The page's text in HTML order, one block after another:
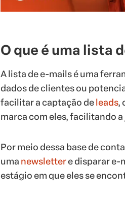
O que é uma lista
A lista de e-mails é uma
dados de clientes ou
facilitar a captação deleads,
marca com eles, facilitando
Por meio dessa base de
uma newslettere disparar e-
estágio em que eles se